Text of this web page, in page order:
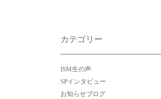
カテゴリー
ISM生の声
SPインタビュー
お知らせブログ